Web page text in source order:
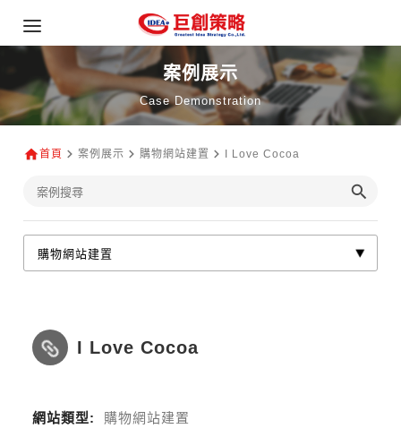
案例展示
Case Demonstration
首頁 案例展示 購物網站建置 I Love Cocoa
I Love Cocoa
網站類型: 購物網站建置